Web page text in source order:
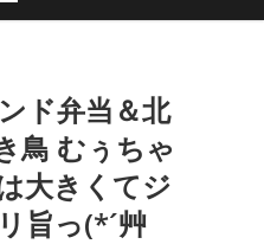
ド弁当＆北
鳥 むぅちゃ
大きくてジ
旨っ(*´艸